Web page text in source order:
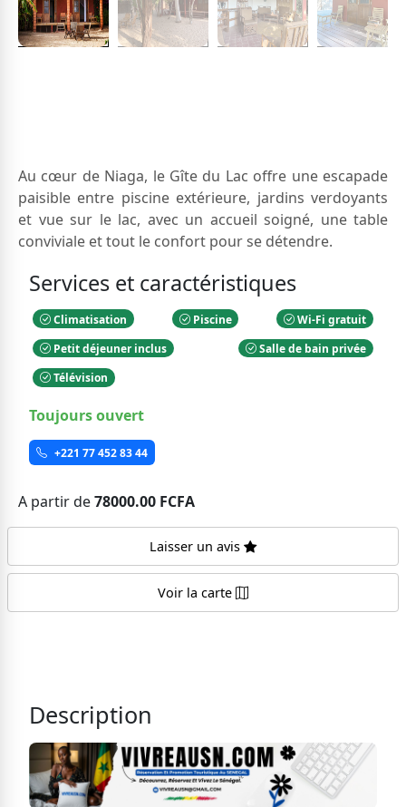
Au cœur de Niaga, le Gîte du Lac offre une escapade
paisible entre piscine extérieure, jardins verdoyants
et vue sur le lac, avec un accueil soigné, une table
conviviale et tout le confort pour se détendre.
Services et caractéristiques
Climatisation Piscine
Wi-Fi gratuit
Petit déjeuner inclus
Salle de bain privée
Télévision
Toujours ouvert
+221 77 452 83 44
A partir de78000.00 FCFA
Laisser un avis
Voir la carte
Description